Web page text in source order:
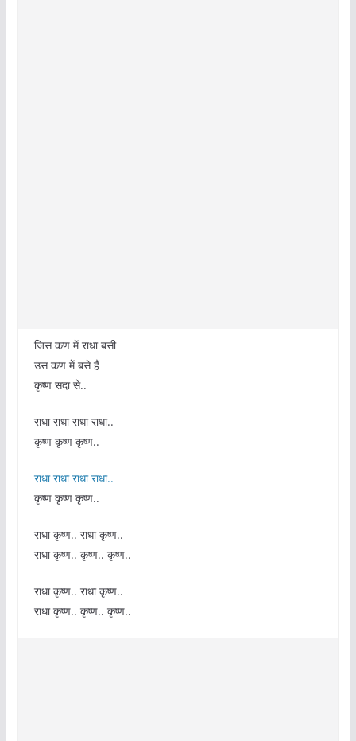
जिस कण में राधा बसी
उस कण में बसे हैं
कृष्ण सदा से..
राधा राधा राधा राधा..
कृष्ण कृष्ण कृष्ण..
राधा राधा राधा राधा..
कृष्ण कृष्ण कृष्ण..
राधा कृष्ण.. राधा कृष्ण..
राधा कृष्ण.. कृष्ण.. कृष्ण..
राधा कृष्ण.. राधा कृष्ण..
राधा कृष्ण.. कृष्ण.. कृष्ण..